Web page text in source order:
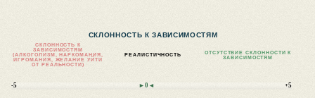
СКЛОННОСТЬ К ЗАВИСИМОСТЯМ
СКЛОННОСТЬ К
ЗАВИСИМОСТЯМ
(АЛКОГОЛИЗМ, НАРКОМАНИЯ,
ИГРОМАНИЯ, ЖЕЛАНИЕ УЙТИ
ОТ РЕАЛЬНОСТИ)
РЕАЛИСТИЧНОСТЬ
ОТСУТСТВИЕ СКЛОННОСТИ К
ЗАВИСИМОСТЯМ
-5 ►0◄ +5